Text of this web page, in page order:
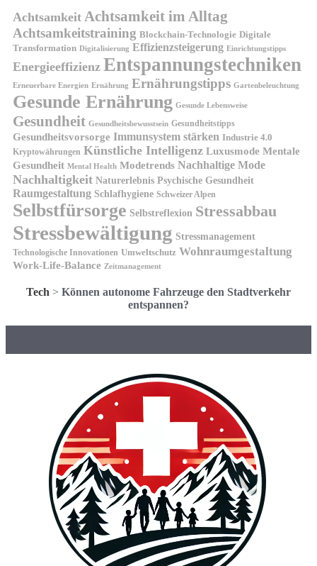
Achtsamkeit Achtsamkeit im Alltag
Achtsamkeitstraining Blockchain-Technologie Digitale
Transformation Digitalisierung Effizienzsteigerung Einrichtungstipps
Energieeffizienz Entspannungstechniken
Erneuerbare Energien Ernährung Ernährungstipps Gartenbeleuchtung
Gesunde Ernährung Gesunde Lebensweise
Gesundheit Gesundheitsbewusstsein Gesundheitstipps
Gesundheitsvorsorge Immunsystem stärken Industrie 4.0
Kryptowährungen Künstliche Intelligenz Luxusmode Mentale
Gesundheit Mental Health Modetrends Nachhaltige Mode
Nachhaltigkeit Naturerlebnis Psychische Gesundheit
Raumgestaltung Schlafhygiene Schweizer Alpen
Selbstfürsorge Selbstreflexion Stressabbau
Stressbewältigung Stressmanagement
Technologische Innovationen Umweltschutz Wohnraumgestaltung
Work-Life-Balance Zeitmanagement
Tech > Können autonome Fahrzeuge den Stadtverkehr
entspannen?